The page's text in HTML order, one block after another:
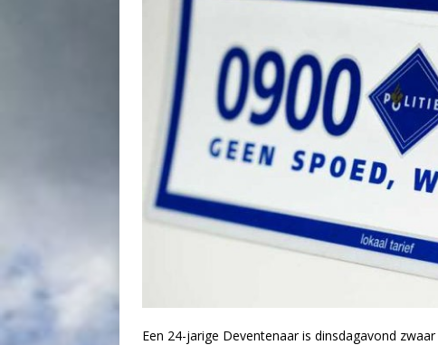
Een 24-jarige Deventenaar is dinsdagavond